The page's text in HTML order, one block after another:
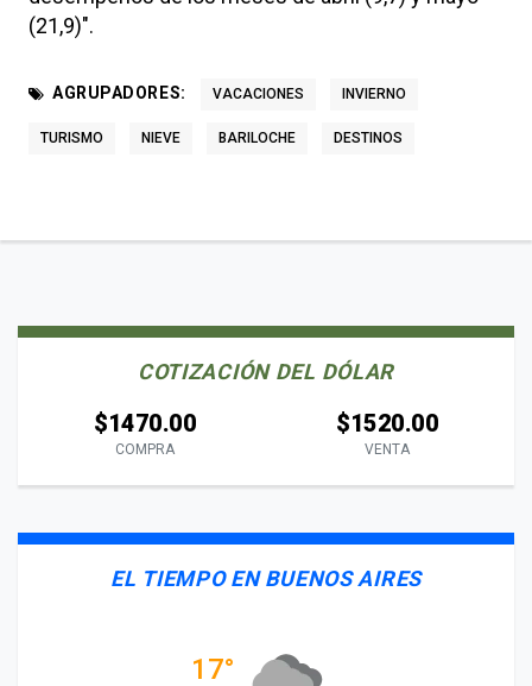
(21,9)".
AGRUPADORES: VACACIONES INVIERNO
TURISMO NIEVE BARILOCHE DESTINOS
COTIZACIÓN DEL DÓLAR
$1470.00
COMPRA
$1520.00
VENTA
EL TIEMPO EN BUENOS AIRES